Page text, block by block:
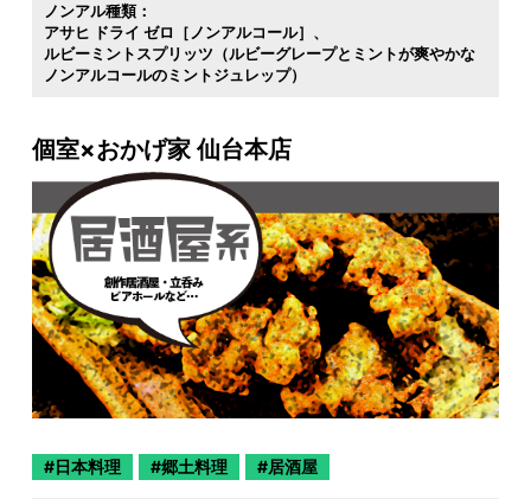
ノンアル種類：
アサヒ ドライ ゼロ［ノンアルコール］
ルビーミントスプリッツ（ルビーグレープとミントが爽やかな
ノンアルコールのミントジュレップ）
個室×おかげ家 仙台本店
日本料理 郷土料理 居酒屋